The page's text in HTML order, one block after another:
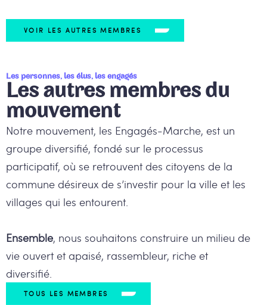
VOIR LES AUTRES MEMBRES
Les personnes, les élus, les engagés
Les autres membres du
mouvement
Notre mouvement, les Engagés-Marche, est un
groupe diversifié, fondé sur le processus
participatif, où se retrouvent des citoyens de la
commune désireux de s’investir pour la ville et les
villages qui les entourent.
Ensemble, nous souhaitons construire un milieu de
vie ouvert et apaisé, rassembleur, riche et
diversifié.
TOUS LES MEMBRES